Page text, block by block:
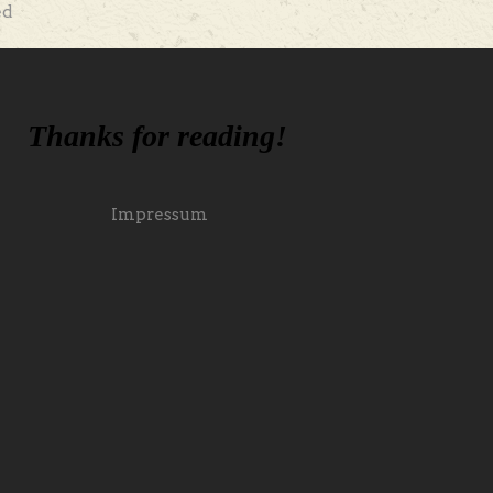
Thanks for reading!
Impressum